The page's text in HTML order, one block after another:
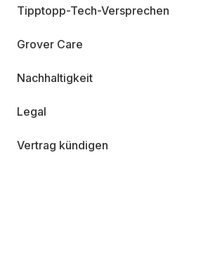
Tipptopp-Tech-Versprechen
Grover Care
Nachhaltigkeit
Legal
Vertrag kündigen